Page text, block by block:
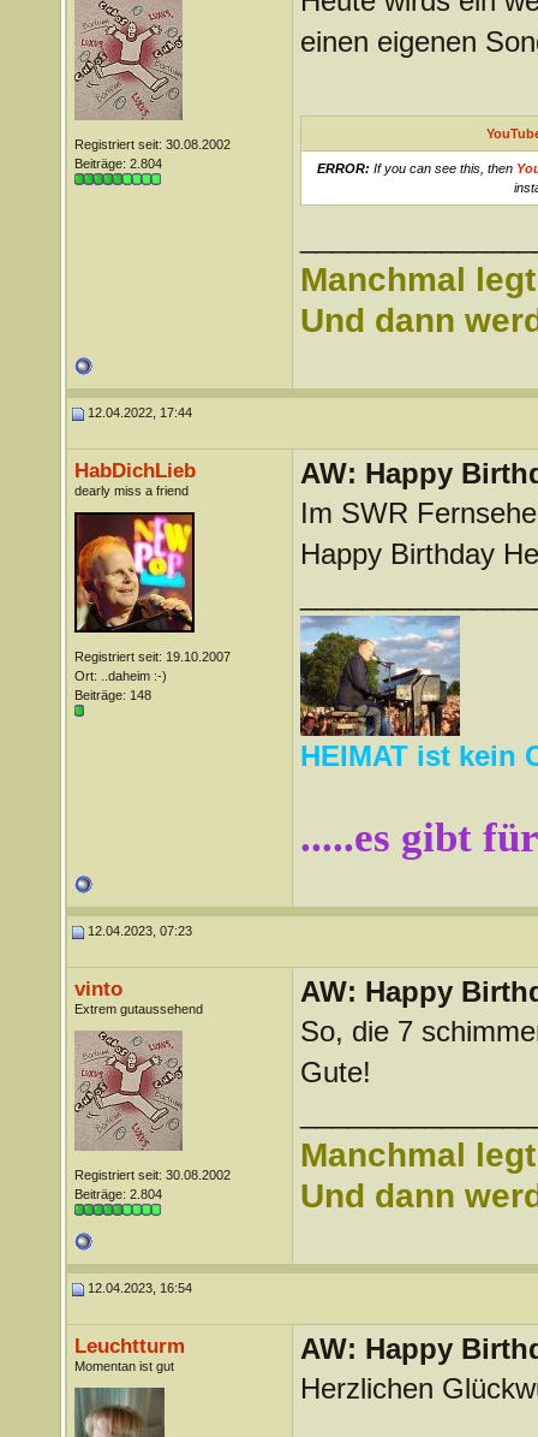
Registriert seit: 30.08.2002
Beiträge: 2.804
einen eigenen
ERROR: If you can see this, then
Manchmal
Und dann
12.04.2022, 17:44
HabDichLieb
dearly miss a friend
Registriert seit: 19.10.2007
Ort: ..daheim :-)
Beiträge: 148
AW: Happy
Im SWR
Happy Birthday
HEIMAT ist kein
.....es gibt
12.04.2023, 07:23
vinto
Extrem gutaussehend
Registriert seit: 30.08.2002
Beiträge: 2.804
AW: Happy
So, die 7
Gute!
Manchmal
Und dann
12.04.2023, 16:54
Leuchtturm
Momentan ist gut
AW: Happy
Herzlichen